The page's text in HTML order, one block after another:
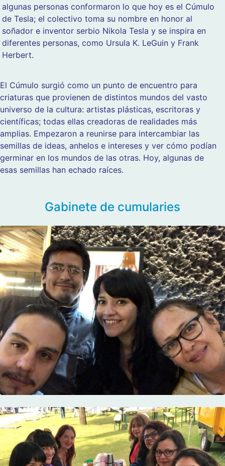
algunas personas conformaron lo que hoy es el Cúmulo
de Tesla; el colectivo toma su nombre en honor al
soñador e inventor serbio Nikola Tesla y se inspira en
diferentes personas, como Ursula K. LeGuin y Frank
Herbert.
El Cúmulo surgió como un punto de encuentro para
criaturas que provienen de distintos mundos del vasto
universo de la cultura: artistas plásticas, escritoras y
científicas; todas ellas creadoras de realidades más
amplias. Empezaron a reunirse para intercambiar las
semillas de ideas, anhelos e intereses y ver cómo podían
germinar en los mundos de las otras. Hoy, algunas de
esas semillas han echado raíces.
Gabinete de cumularies